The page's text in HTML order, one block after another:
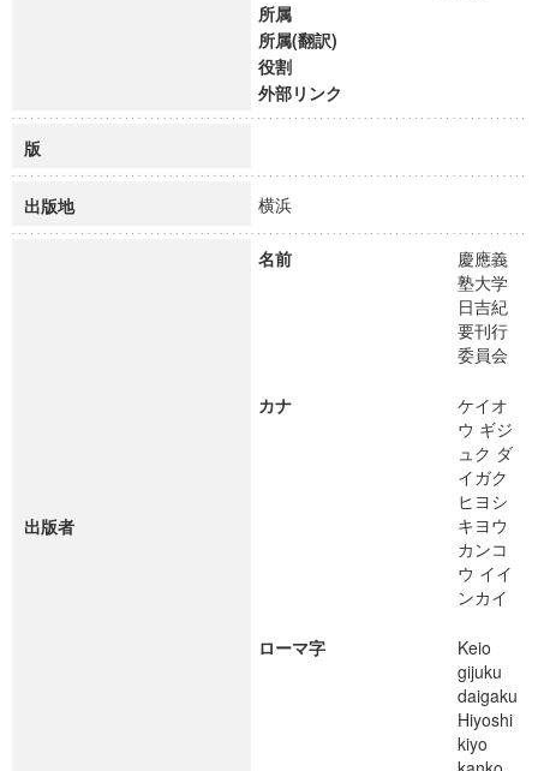
所属
所属(翻訳)
役割
外部リンク
版
出版地 横浜
出版者
名前
慶應義
塾大学
日吉紀
要刊行
委員会
カナ
ケイオ
ウ ギジ
ュク ダ
イガク
ヒヨシ
キヨウ
カンコ
ウ イイ
ンカイ
ローマ字
Keio
gijuku
daigaku
Hiyoshi
kiyo